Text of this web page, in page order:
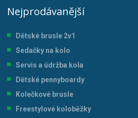
Nejprodávanější
Dětské brusle 2v1
Sedačky na kolo
Servis a údržba kola
Dětské pennyboardy
Kolečkové brusle
Freestylové koloběžky